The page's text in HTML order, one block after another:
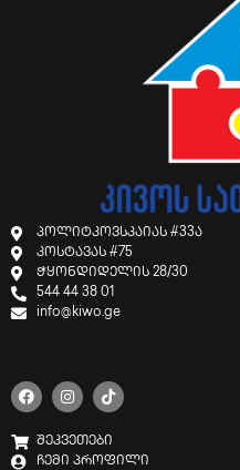
პოლიტკოვსკაიას #33ა
კოსტავას #75
ჭყონდიდელის 28/30
544 44 38 01
info@kiwo.ge
შეკვეთები
ჩემი პროფილი